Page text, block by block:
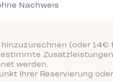
Nachweis
(oder 14€
werden.
Ihrer Reservierung